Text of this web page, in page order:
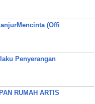
(Offi
Penyerangan
RUMAH ARTIS